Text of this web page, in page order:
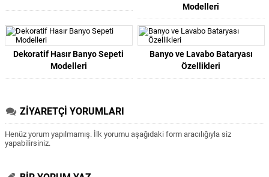
Modelleri
Dekoratif Hasır Banyo Sepeti
Modelleri
Banyo ve Lavabo Bataryası
Özellikleri
ZİYARETÇİ YORUMLARI
Henüz yorum yapılmamış. İlk yorumu aşağıdaki form aracılığıyla siz
yapabilirsiniz.